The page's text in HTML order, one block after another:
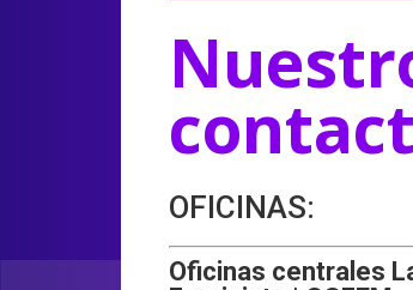
OFICINAS:
Oficinas centrales